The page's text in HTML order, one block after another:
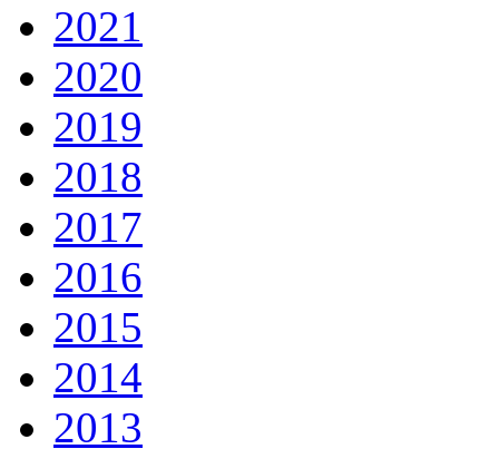
2021
2020
2019
2018
2017
2016
2015
2014
2013